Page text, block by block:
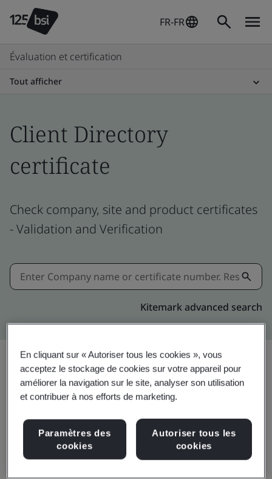
FR-FR
Évaluation et certification
Tout afficher
Client Directory
certificate
Check company, site and product certificates
- Validation and Verification
Kitemark advanced search
Partager:
ISO 9001:2015
En cliquant sur « Autoriser tous les cookies », vous
acceptez le stockage de cookies sur votre appareil pour
améliorer la navigation sur le site, analyser son utilisation
et contribuer à nos efforts de marketing.
Paramètres des
cookies
Autoriser tous les
cookies